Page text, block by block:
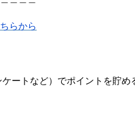
らから
ートなど）でポイントを貯め